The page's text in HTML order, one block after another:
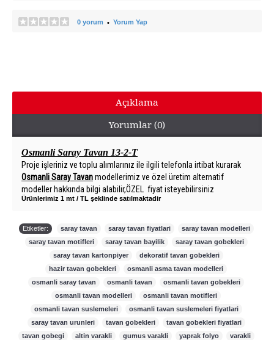
0 yorum • Yorum Yap
Açıklama
Yorumlar (0)
Osmanli Saray Tavan 13-2-T
Proje işleriniz ve toplu alımlarınız ile ilgili telefonla irtibat kurarak
Osmanli Saray Tavanmodellerimiz ve özel üretim alternatif
modeller hakkında bilgi alabilir,ÖZEL fiyat isteyebilirsiniz
Ürünlerimiz 1 mt / TL şeklinde satılmaktadir
Etiketler: saray tavan saray tavan fiyatlari saray tavan modelleri
saray tavan motifleri
saray tavan bayilik saray tavan gobekleri
saray tavan kartonpiyer
dekoratif tavan gobekleri
hazir tavan gobekleri
osmanli asma tavan modelleri
osmanli saray tavan
osmanli tavan osmanli tavan gobekleri
osmanli tavan modelleri
osmanli tavan motifleri
osmanli tavan suslemeleri
osmanli tavan suslemeleri fiyatlari
saray tavan urunleri
tavan gobekleri tavan gobekleri fiyatlari
tavan gobegi
altin varakli gumus varakli yaprak folyo varakli